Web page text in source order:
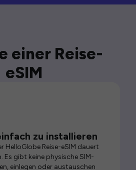
einer Reise-
eSIM
zu installieren
HelloGlobe Reise-eSIM dauert
Es gibt keine physische SIM-
einlegen oder austauschen